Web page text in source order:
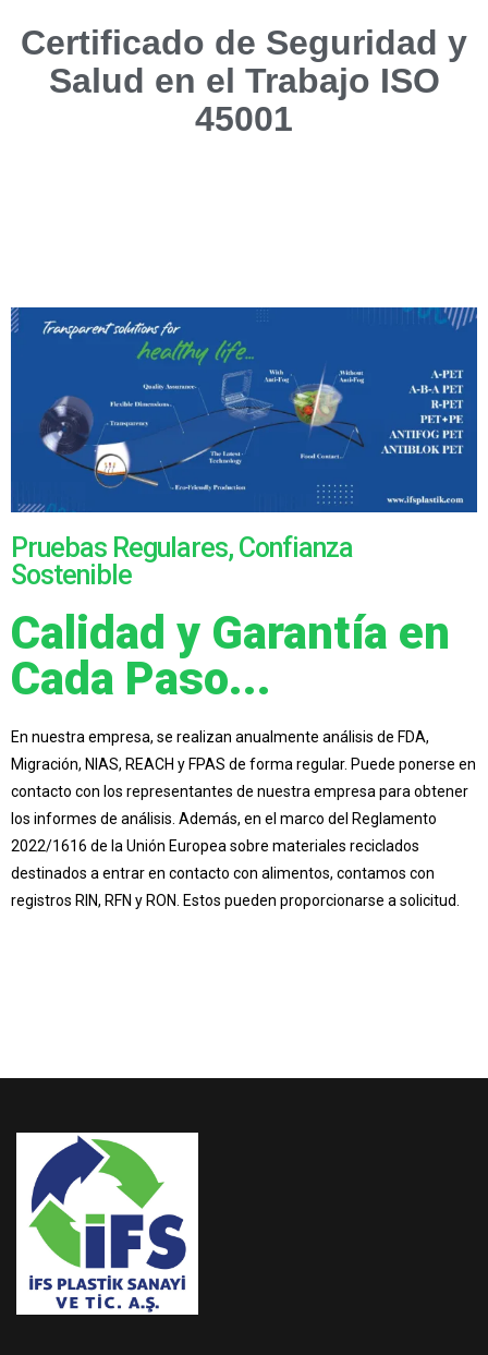
Certificado de Seguridad y
Salud en el Trabajo ISO
45001
Pruebas Regulares, Confianza
Sostenible
Calidad y Garantía en
Cada Paso...
En nuestra empresa, se realizan anualmente análisis de FDA,
Migración, NIAS, REACH y FPAS de forma regular. Puede ponerse en
contacto con los representantes de nuestra empresa para obtener
los informes de análisis. Además, en el marco del Reglamento
2022/1616 de la Unión Europea sobre materiales reciclados
destinados a entrar en contacto con alimentos, contamos con
registros RIN, RFN y RON. Estos pueden proporcionarse a solicitud.